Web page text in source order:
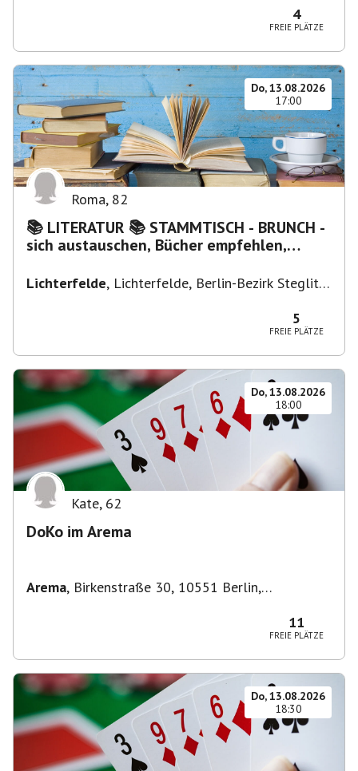
4
FREIE PLÄTZE
Do, 13.08.2026
17:00
Roma, 82
📚 LITERATUR 📚 STAMMTISCH - BRUNCH -
sich austauschen, Bücher empfehlen,
Lichterfelde, Lichterfelde, Berlin-Bezirk Steglitz-
5
FREIE PLÄTZE
Do, 13.08.2026
18:00
Kate, 62
DoKo im Arema
Arema, Birkenstraße 30, 10551 Berlin,
11
FREIE PLÄTZE
Do, 13.08.2026
18:30